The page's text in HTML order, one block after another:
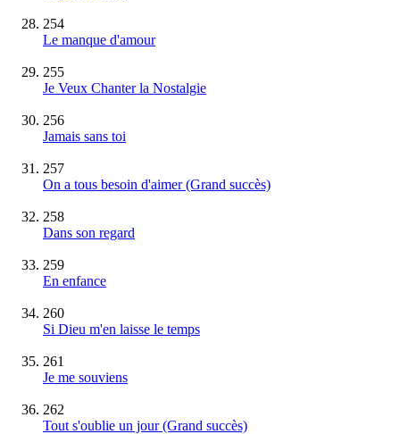
254
Le manque d'amour
255
Je Veux Chanter la Nostalgie
256
Jamais sans toi
257
On a tous besoin d'aimer(Grand succès)
258
Dans son regard
259
En enfance
260
Si Dieu m'en laisse le temps
261
Je me souviens
262
Tout s'oublie un jour(Grand succès)